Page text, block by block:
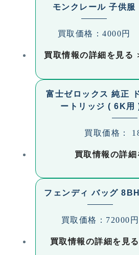
モンクレール 子供服
買取価格：4000円
買取情報の詳細を見る
富士ゼロックス 純正
ートリッジ ( 6K
買取価格：
買取情報の詳細
フェンディ バッグ
買取価格：72000円
買取情報の詳細を見る